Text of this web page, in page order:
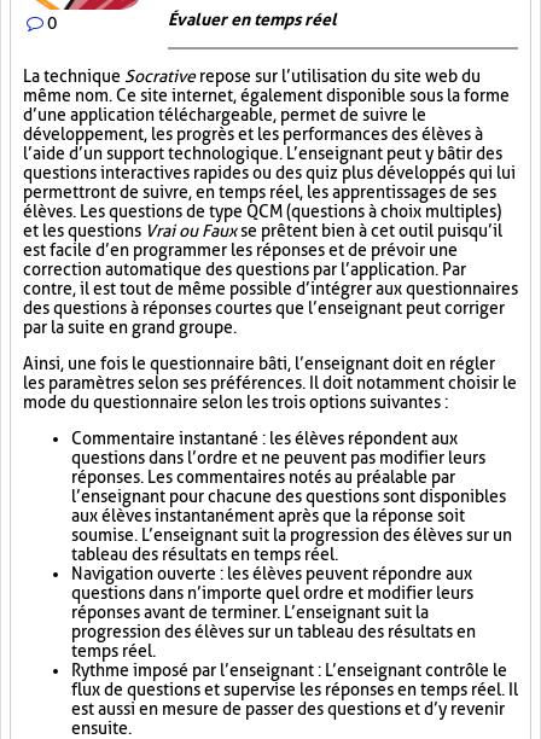
0 Évaluer en temps réel
La technique Socrativerepose sur l’utilisation du site web du
même nom. Ce site internet, également disponible sous la forme
d’une application téléchargeable, permet de suivre le
développement, les progrès et les performances des élèves à
l’aide d’un support technologique. L’enseignant peut y bâtir des
questions interactives rapides ou des quiz plus développés qui lui
permettront de suivre, en temps réel, les apprentissages de ses
élèves. Les questions de type QCM (questions à choix multiples)
et les questions Vrai ou Fauxse prêtent bien à cet outil puisqu’il
est facile d’en programmer les réponses et de prévoir une
correction automatique des questions par l’application. Par
contre, il est tout de même possible d’intégrer aux questionnaires
des questions à réponses courtes que l’enseignant peut corriger
par la suite en grand groupe.
Ainsi, une fois le questionnaire bâti, l’enseignant doit en régler
les paramètres selon ses préférences. Il doit notamment choisir le
mode du questionnaire selon les trois options suivantes :
Commentaire instantané : les élèves répondent aux
questions dans l’ordre et ne peuvent pas modifier leurs
réponses. Les commentaires notés au préalable par
l’enseignant pour chacune des questions sont disponibles
aux élèves instantanément après que la réponse soit
soumise. L’enseignant suit la progression des élèves sur un
tableau des résultats en temps réel.
Navigation ouverte : les élèves peuvent répondre aux
questions dans n’importe quel ordre et modifier leurs
réponses avant de terminer. L’enseignant suit la
progression des élèves sur un tableau des résultats en
temps réel.
Rythme imposé par l’enseignant : L’enseignant contrôle le
flux de questions et supervise les réponses en temps réel. Il
est aussi en mesure de passer des questions et d’y revenir
ensuite.